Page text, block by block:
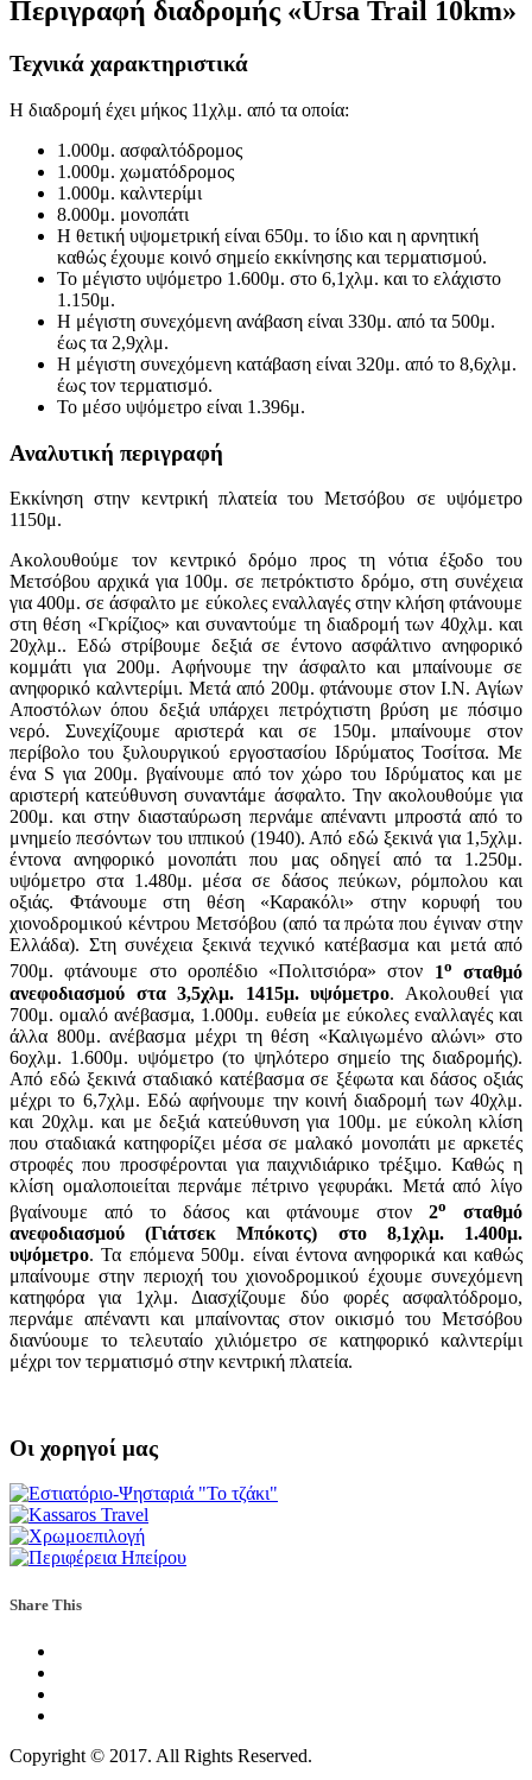
Περιγραφή διαδρομής «Ursa Trail 10km»
Τεχνικά χαρακτηριστικά
Η διαδρομή έχει μήκος 11χλμ. από τα οποία:
1.000μ. ασφαλτόδρομος
1.000μ. χωματόδρομος
1.000μ. καλντερίμι
8.000μ. μονοπάτι
Η θετική υψομετρική είναι 650μ. το ίδιο και η αρνητική
καθώς έχουμε κοινό σημείο εκκίνησης και τερματισμού.
Το μέγιστο υψόμετρο 1.600μ. στο 6,1χλμ. και το ελάχιστο
1.150μ.
Η μέγιστη συνεχόμενη ανάβαση είναι 330μ. από τα 500μ.
έως τα 2,9χλμ.
Η μέγιστη συνεχόμενη κατάβαση είναι 320μ. από το 8,6χλμ.
έως τον τερματισμό.
Το μέσο υψόμετρο είναι 1.396μ.
Αναλυτική περιγραφή
Εκκίνηση στην κεντρική πλατεία του Μετσόβου σε υψόμετρο
1150μ.
Ακολουθούμε τον κεντρικό δρόμο προς τη νότια έξοδο του
Μετσόβου αρχικά για 100μ. σε πετρόκτιστο δρόμο, στη συνέχεια
για 400μ. σε άσφαλτο με εύκολες εναλλαγές στην κλήση φτάνουμε
στη θέση «Γκρίζιος» και συναντούμε τη διαδρομή των 40χλμ. και
20χλμ.. Εδώ στρίβουμε δεξιά σε έντονο ασφάλτινο ανηφορικό
κομμάτι για 200μ. Αφήνουμε την άσφαλτο και μπαίνουμε σε
ανηφορικό καλντερίμι. Μετά από 200μ. φτάνουμε στον Ι.Ν. Αγίων
Αποστόλων όπου δεξιά υπάρχει πετρόχτιστη βρύση με πόσιμο
νερό. Συνεχίζουμε αριστερά και σε 150μ. μπαίνουμε στον
περίβολο του ξυλουργικού εργοστασίου Ιδρύματος Τοσίτσα. Με
ένα S για 200μ. βγαίνουμε από τον χώρο του Ιδρύματος και με
αριστερή κατεύθυνση συναντάμε άσφαλτο. Την ακολουθούμε για
200μ. και στην διασταύρωση περνάμε απέναντι μπροστά από το
μνημείο πεσόντων του ιππικού (1940). Από εδώ ξεκινά για 1,5χλμ.
έντονα ανηφορικό μονοπάτι που μας οδηγεί από τα 1.250μ.
υψόμετρο στα 1.480μ. μέσα σε δάσος πεύκων, ρόμπολου και
οξιάς. Φτάνουμε στη θέση «Καρακόλι» στην κορυφή του
χιονοδρομικού κέντρου Μετσόβου (από τα πρώτα που έγιναν στην
Ελλάδα). Στη συνέχεια ξεκινά τεχνικό κατέβασμα και μετά από
700μ. φτάνουμε στο οροπέδιο «Πολιτσιόρα» στον 1ο
σταθμό
ανεφοδιασμού στα 3,5χλμ. 1415μ. υψόμετρο. Ακολουθεί για
700μ. ομαλό ανέβασμα, 1.000μ. ευθεία με εύκολες εναλλαγές και
άλλα 800μ. ανέβασμα μέχρι τη θέση «Καλιγωμένο αλώνι» στο
6οχλμ. 1.600μ. υψόμετρο (το ψηλότερο σημείο της διαδρομής).
Από εδώ ξεκινά σταδιακό κατέβασμα σε ξέφωτα και δάσος οξιάς
μέχρι το 6,7χλμ. Εδώ αφήνουμε την κοινή διαδρομή των 40χλμ.
και 20χλμ. και με δεξιά κατεύθυνση για 100μ. με εύκολη κλίση
που σταδιακά κατηφορίζει μέσα σε μαλακό μονοπάτι με αρκετές
στροφές που προσφέρονται για παιχνιδιάρικο τρέξιμο. Καθώς η
κλίση ομαλοποιείται περνάμε πέτρινο γεφυράκι. Μετά από λίγο
βγαίνουμε από το δάσος και φτάνουμε στον 2ο
σταθμό
ανεφοδιασμού (Γιάτσεκ Μπόκοτς) στο 8,1χλμ. 1.400μ.
υψόμετρο. Τα επόμενα 500μ. είναι έντονα ανηφορικά και καθώς
μπαίνουμε στην περιοχή του χιονοδρομικού έχουμε συνεχόμενη
κατηφόρα για 1χλμ. Διασχίζουμε δύο φορές ασφαλτόδρομο,
περνάμε απέναντι και μπαίνοντας στον οικισμό του Μετσόβου
διανύουμε το τελευταίο χιλιόμετρο σε κατηφορικό καλντερίμι
μέχρι τον τερματισμό στην κεντρική πλατεία.
Οι χορηγοί μας
Share This
Copyright © 2017. All Rights Reserved.